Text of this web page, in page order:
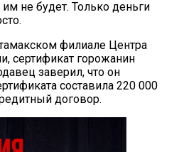
не будет. Только деньги
филиале Центра
сертификат горожанин
заверил, что он
составила 220 000
договор.